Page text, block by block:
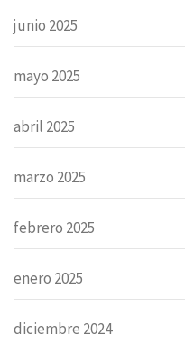
junio 2025
mayo 2025
abril 2025
marzo 2025
febrero 2025
enero 2025
diciembre 2024